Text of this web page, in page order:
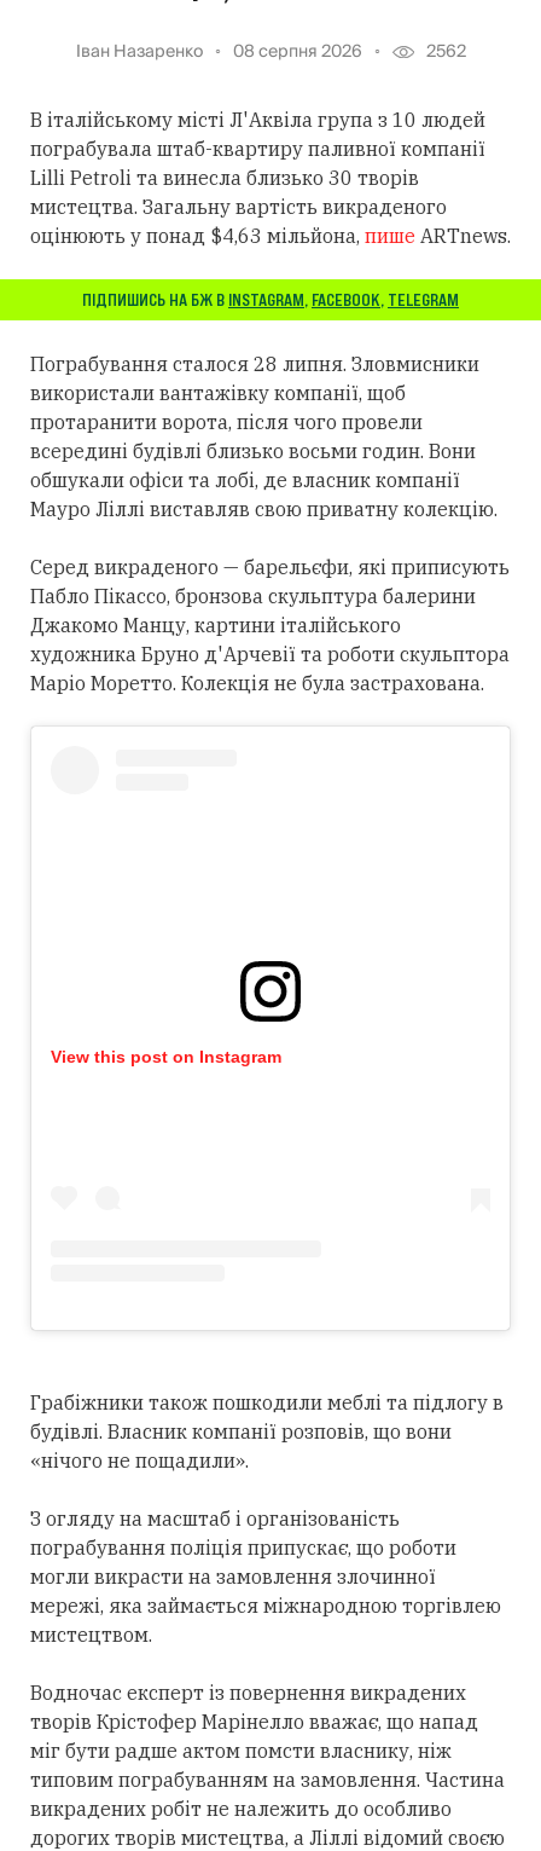
Іван Назаренко 08 серпня 2026 2562
В італійському місті Л'Аквіла група з 10 людей
пограбувала штаб-квартиру паливної компанії
Lilli Petroli та винесла близько 30 творів
мистецтва. Загальну вартість викраденого
оцінюють у понад $4,63 мільйона, пише ARTnews.
ПІДПИШИСЬ НА БЖ В INSTAGRAM, FACEBOOK, TELEGRAM
Пограбування сталося 28 липня. Зловмисники
використали вантажівку компанії, щоб
протаранити ворота, після чого провели
всередині будівлі близько восьми годин. Вони
обшукали офіси та лобі, де власник компанії
Мауро Ліллі виставляв свою приватну колекцію.
Серед викраденого — барельєфи, які приписують
Пабло Пікассо, бронзова скульптура балерини
Джакомо Манцу, картини італійського
художника Бруно д'Арчевії та роботи скульптора
Маріо Моретто. Колекція не була застрахована.
View this post on Instagram
Грабіжники також пошкодили меблі та підлогу в
будівлі. Власник компанії розповів, що вони
«нічого не пощадили».
З огляду на масштаб і організованість
пограбування поліція припускає, що роботи
могли викрасти на замовлення злочинної
мережі, яка займається міжнародною торгівлею
мистецтвом.
Водночас експерт із повернення викрадених
творів Крістофер Марінелло вважає, що напад
міг бути радше актом помсти власнику, ніж
типовим пограбуванням на замовлення. Частина
викрадених робіт не належить до особливо
дорогих творів мистецтва, а Ліллі відомий своєю